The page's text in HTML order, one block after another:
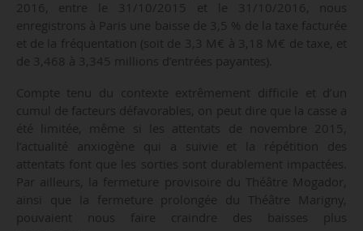
2016, entre le 31/10/2015 et le 31/10/2016, nous
enregistrons à Paris une baisse de 3,5 % de la taxe facturée
et de la fréquentation (soit de 3,3 M€ à 3,18 M€ de taxe, et
de 3,468 à 3,345 millions d’entrées payantes).
Compte tenu du contexte extrêmement difficile et d’un
cumul de facteurs défavorables, on peut dire que la casse a
été limitée, même si les attentats de novembre 2015,
l’actualité anxiogène qui a suivie et la répétition des
attentats font que les sorties sont durablement impactées.
Par ailleurs, la fermeture provisoire du Théâtre Mogador,
ainsi que la fermeture prolongée du Théâtre Marigny,
pouvaient nous faire craindre des baisses plus